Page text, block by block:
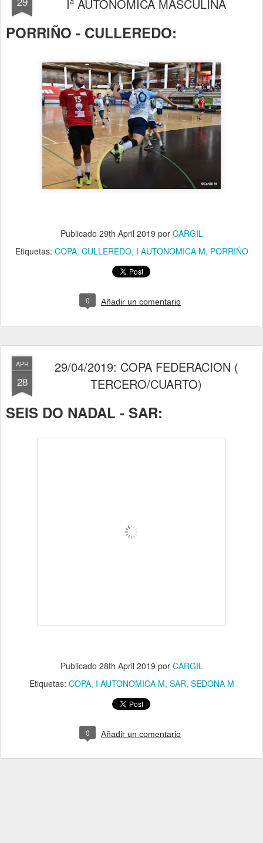
Iª AUTONOMICA MASCULINA
PORRIÑO - CULLEREDO:
Publicado 29th April 2019 por CARGIL
Etiquetas: COPA CULLEREDO I AUTONOMICA M PORRIÑO
0 Añadir un comentario
APR
28
29/04/2019: COPA FEDERACION (
TERCERO/CUARTO)
SEIS DO NADAL - SAR:
Publicado 28th April 2019 por CARGIL
Etiquetas: COPA I AUTONOMICA M SAR SEDONA M
0 Añadir un comentario